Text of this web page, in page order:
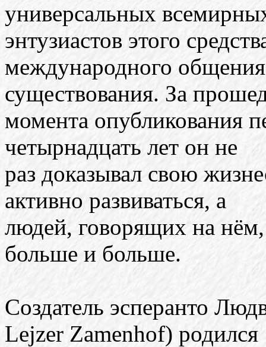
универсальных
энтузиастов этого
международного
существования. За
момента опубликования
четырнадцать лет он не
раз доказывал свою
активно развиваться, а
людей, говорящих на нём,
больше и больше.
Создатель эсперанто
Lejzer Zamenhof) родился